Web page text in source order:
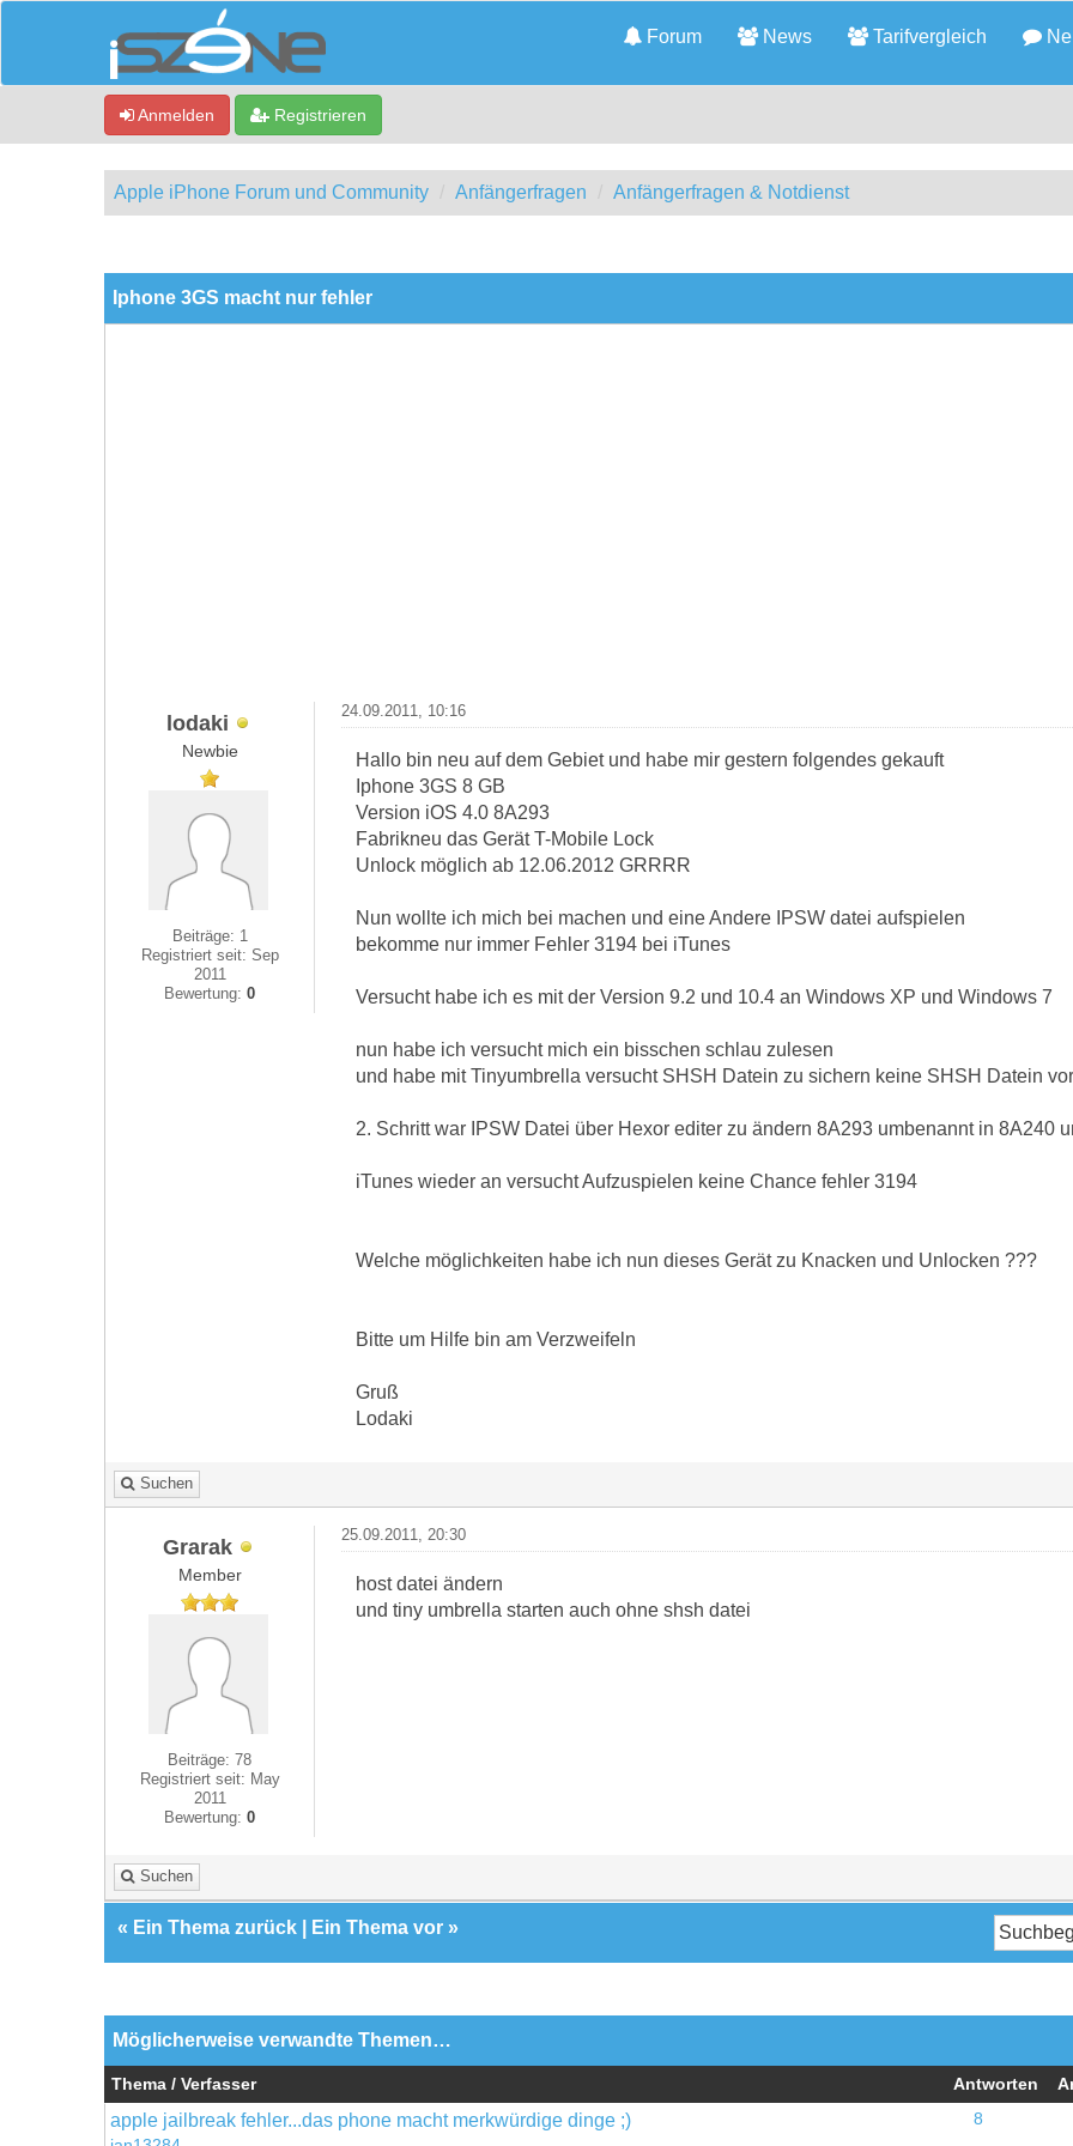
Forum News Tarifvergleich
Anmelden Registrieren
Apple iPhone Forum und Community Anfängerfragen Anfängerfragen & Notdienst
Iphone 3GS macht nur fehler
lodaki
Newbie
Beiträge: 1
Registriert seit: Sep
2011
Bewertung:0
24.09.2011, 10:16
Hallo bin neu auf dem Gebiet und habe mir gestern folgendes gekauft
Iphone 3GS 8 GB
Version iOS 4.0 8A293
Fabrikneu das Gerät T-Mobile Lock
Unlock möglich ab 12.06.2012 GRRRR
Nun wollte ich mich bei machen und eine Andere IPSW datei aufspielen
bekomme nur immer Fehler 3194 bei iTunes
Versucht habe ich es mit der Version 9.2 und 10.4 an Windows XP und Windows 7
nun habe ich versucht mich ein bisschen schlau zulesen
und habe mit Tinyumbrella versucht SHSH Datein zu sichern keine SHSH Datein
2. Schritt war IPSW Datei über Hexor editer zu ändern 8A293 umbenannt in 8A240
iTunes wieder an versucht Aufzuspielen keine Chance fehler 3194
Welche möglichkeiten habe ich nun dieses Gerät zu Knacken und Unlocken ???
Bitte um Hilfe bin am Verzweifeln
Gruß
Lodaki
Suchen
Grarak
Member
Beiträge: 78
Registriert seit: May
2011
Bewertung:0
25.09.2011, 20:30
host datei ändern
und tiny umbrella starten auch ohne shsh datei
Suchen
« Ein Thema zurück Ein Thema vor »
Möglicherweise verwandte Themen…
Thema / Verfasser Antworten
apple jailbreak fehler...das phone macht merkwürdige dinge ;) 8